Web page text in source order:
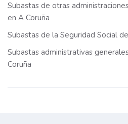
Subastas de otras
en A Coruña
Subastas de la Seguridad Social
Subastas administrativas
Coruña